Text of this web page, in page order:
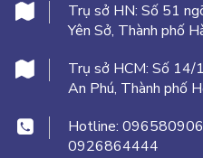
Trụ sở HN: Số 51
Yên Sở, Thành phố
Trụ sở HCM: Số 14/
An Phú, Thành phố
Hotline:
0926864444